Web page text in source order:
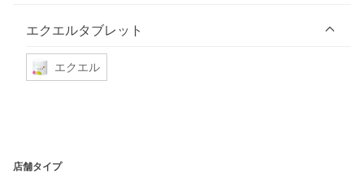
エクエルタブレット
エクエル
店舗タイプ